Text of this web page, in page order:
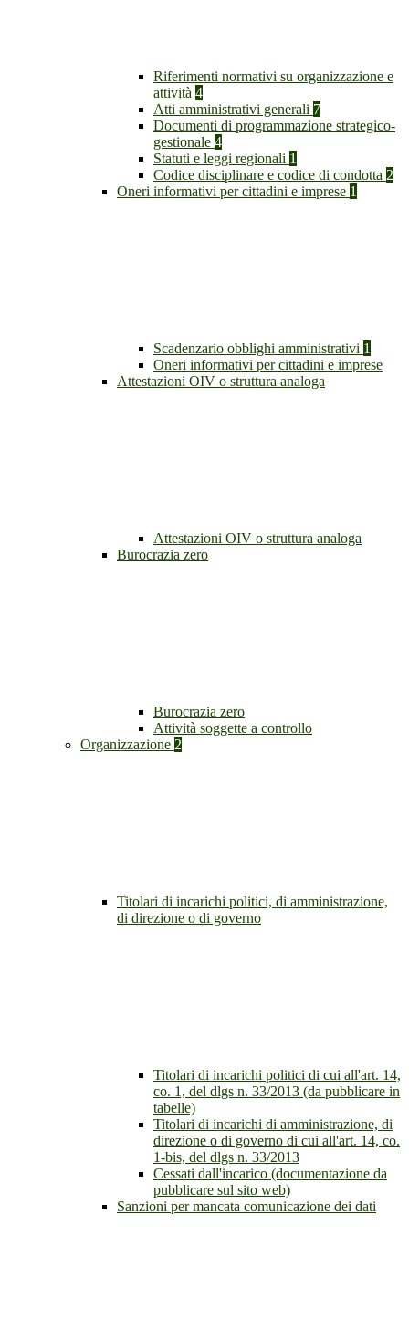
Riferimenti normativi su organizzazione e
attività 4
Atti amministrativi generali 7
Documenti di programmazione strategico-
gestionale 4
Statuti e leggi regionali 1
Codice disciplinare e codice di condotta 2
Oneri informativi per cittadini e imprese 1
Scadenzario obblighi amministrativi 1
Oneri informativi per cittadini e imprese
Attestazioni OIV o struttura analoga
Attestazioni OIV o struttura analoga
Burocrazia zero
Burocrazia zero
Attività soggette a controllo
Organizzazione 2
Titolari di incarichi politici, di amministrazione,
di direzione o di governo
Titolari di incarichi politici di cui all'art. 14,
co. 1, del dlgs n. 33/2013 (da pubblicare in
tabelle)
Titolari di incarichi di amministrazione, di
direzione o di governo di cui all'art. 14, co.
1-bis, del dlgs n. 33/2013
Cessati dall'incarico (documentazione da
pubblicare sul sito web)
Sanzioni per mancata comunicazione dei dati